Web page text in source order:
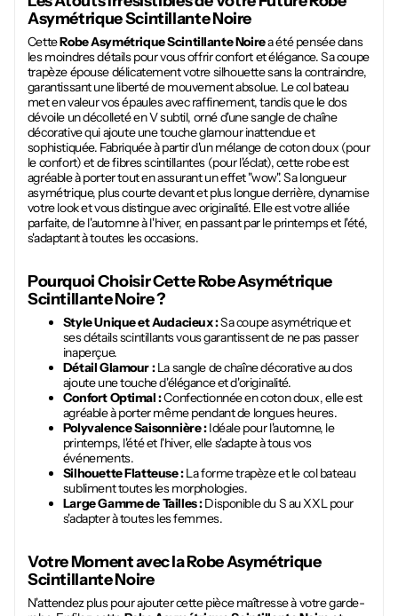
Asymétrique Scintillante Noire
CetteRobe Asymétrique Scintillante Noirea été pensée dans
les moindres détails pour vous offrir confort et élégance. Sa coupe
trapèze épouse délicatement votre silhouette sans la contraindre,
garantissant une liberté de mouvement absolue. Le col bateau
met en valeur vos épaules avec raffinement, tandis que le dos
dévoile un décolleté en V subtil, orné d'une sangle de chaîne
décorative qui ajoute une touche glamour inattendue et
sophistiquée. Fabriquée à partir d'un mélange de coton doux (pour
le confort) et de fibres scintillantes (pour l'éclat), cette robe est
agréable à porter tout en assurant un effet "wow". Sa longueur
asymétrique, plus courte devant et plus longue derrière, dynamise
votre look et vous distingue avec originalité. Elle est votre alliée
parfaite, de l'automne à l'hiver, en passant par le printemps et l'été,
s'adaptant à toutes les occasions.
Pourquoi Choisir CetteRobe Asymétrique
Scintillante Noire?
Style Unique et Audacieux :Sa coupe asymétrique et
ses détails scintillants vous garantissent de ne pas passer
inaperçue.
Détail Glamour :La sangle de chaîne décorative au dos
ajoute une touche d'élégance et d'originalité.
Confort Optimal :Confectionnée en coton doux, elle est
agréable à porter même pendant de longues heures.
Polyvalence Saisonnière :Idéale pour l'automne, le
printemps, l'été et l'hiver, elle s'adapte à tous vos
événements.
Silhouette Flatteuse :La forme trapèze et le col bateau
subliment toutes les morphologies.
Large Gamme de Tailles :Disponible du S au XXL pour
s'adapter à toutes les femmes.
Votre Moment avec laRobe Asymétrique
Scintillante Noire
N'attendez plus pour ajouter cette pièce maîtresse à votre garde-